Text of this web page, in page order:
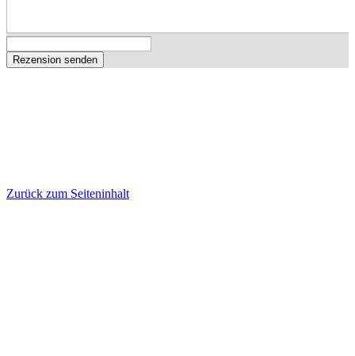
Zurück zum Seiteninhalt